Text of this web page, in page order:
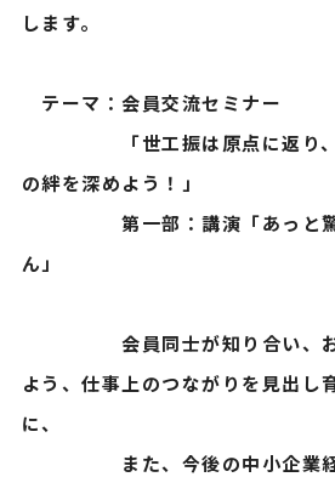
します。
テーマ：会員交流セミナー
「世工振は原点に返り、工
の絆を深めよう！」
第一部：講演「あっと驚
ん」
会員同士が知り合い、お
よう、仕事上のつながりを見出し
に、
また、今後の中小企業経営